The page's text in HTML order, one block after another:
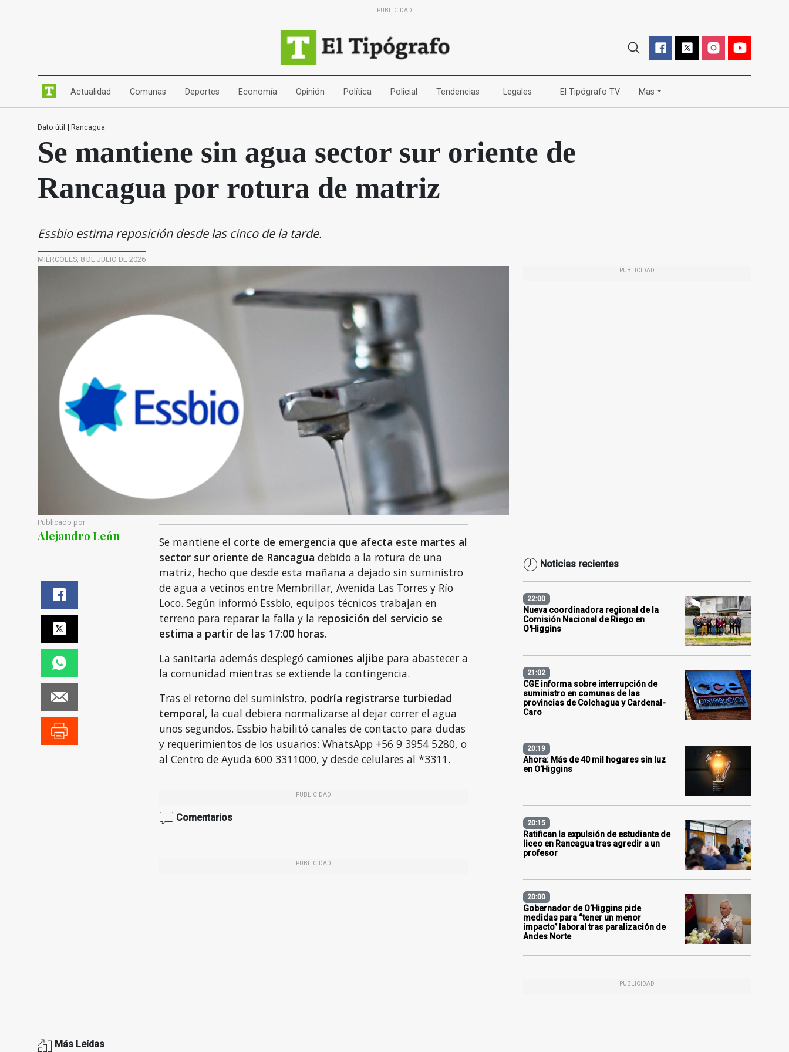
PUBLICIDAD
Actualidad (current)Comunas (current)Deportes (current)Economía (current)Opinión (current)Política (current)Policial (current)Tendencias (current)Legales (current)El Tipógrafo TV(current)
Mas
Dato útil | Rancagua
Se mantiene sin agua sector sur oriente de
Rancagua por rotura de matriz
Essbio estima reposición desde las cinco de la tarde.
MIÉRCOLES, 8 DE JULIO DE 2026
PUBLICIDAD
Publicado por
Alejandro León Se mantiene el corte de emergencia que afecta este martes al
sector sur oriente de Rancagua debido a la rotura de una
matriz, hecho que desde esta mañana a dejado sin suministro
de agua a vecinos entre Membrillar, Avenida Las Torres y Río
Loco. Según informó Essbio, equipos técnicos trabajan en
terreno para reparar la falla y la reposición del servicio se
estima a partir de las 17:00 horas.
La sanitaria además desplegó camiones aljibe para abastecer a
la comunidad mientras se extiende la contingencia.
Tras el retorno del suministro, podría registrarse turbiedad
temporal, la cual debiera normalizarse al dejar correr el agua
unos segundos. Essbio habilitó canales de contacto para dudas
y requerimientos de los usuarios: WhatsApp +56 9 3954 5280, o
al Centro de Ayuda 600 3311000, y desde celulares al *3311.
PUBLICIDAD
Comentarios
PUBLICIDAD
Noticias recientes
22:00
Nueva coordinadora regional de la
Comisión Nacional de Riego en
O'Higgins
21:02
CGE informa sobre interrupción de
suministro en comunas de las
provincias de Colchagua y Cardenal-
Caro
20:19
Ahora: Más de 40 mil hogares sin luz
en O’Higgins
20:15
Ratifican la expulsión de estudiante de
liceo en Rancagua tras agredir a un
profesor
20:00
Gobernador de O’Higgins pide
medidas para “tener un menor
impacto” laboral tras paralización de
Andes Norte
PUBLICIDAD
Más Leídas